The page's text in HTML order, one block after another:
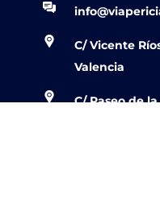
C/ Vicente
Valencia
C/ Paseo de